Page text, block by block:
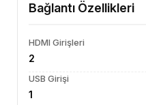
Bağlantı Özellikleri
HDMI Girişleri
2
USB Girişi
1